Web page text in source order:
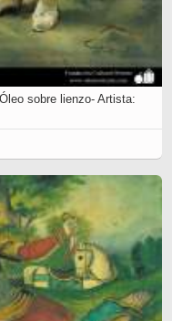
sobre lienzo- Artista: